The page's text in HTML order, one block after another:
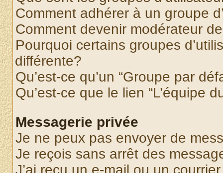
Comment adhérer à un groupe
Comment devenir modérateur
Pourquoi certains groupes
différente?
Qu’est-ce qu’un “Groupe par
Qu’est-ce que le lien “L’équipe
Messagerie privée
Je ne peux pas envoyer de
Je reçois sans arrêt des
J’ai reçu un e-mail ou un